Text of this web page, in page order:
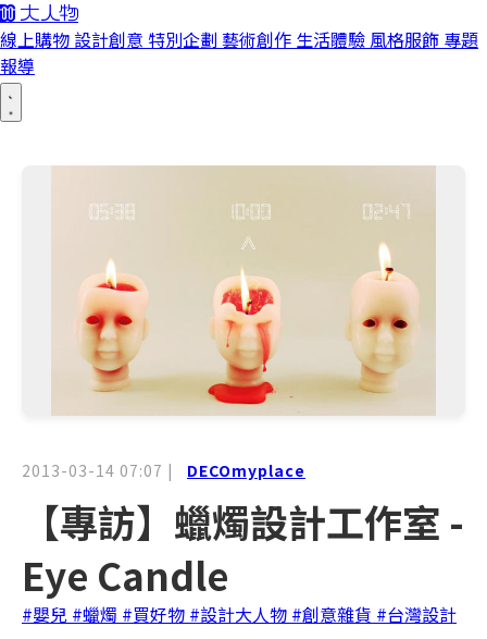
線上購物 設計創意 特別企劃 藝術創作 生活體驗 風格服飾 專題
報導
2013-03-14 07:07 | DECOmyplace
【專訪】蠟燭設計工作室 -
Eye Candle
#嬰兒 #蠟燭 #買好物 #設計大人物 #創意雜貨 #台灣設計